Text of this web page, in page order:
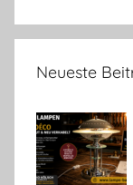
Neueste